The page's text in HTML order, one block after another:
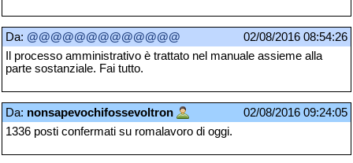
Da: @@@@@@@@@@@@@
02/08/2016 08:54:26
Il processo amministrativo è trattato nel manuale assieme alla
parte sostanziale. Fai tutto.
Da: nonsapevochifossevoltron
02/08/2016 09:24:05
1336 posti confermati su romalavoro di oggi.